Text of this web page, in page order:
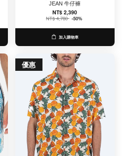
JEAN 牛仔褲
NT$ 2,390
NT$ 4,780 -50%
加入購物車
優惠